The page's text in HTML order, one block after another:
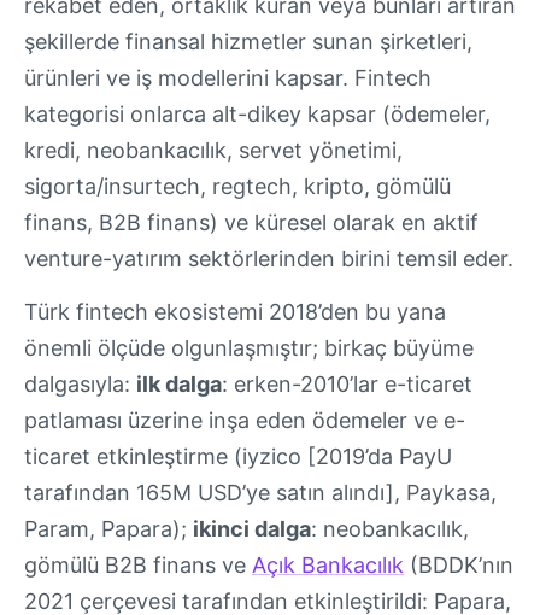
şekillerde finansal hizmetler sunan şirketleri,
ürünleri ve iş modellerini kapsar. Fintech
kategorisi onlarca alt-dikey kapsar (ödemeler,
kredi, neobankacılık, servet yönetimi,
sigorta/insurtech, regtech, kripto, gömülü
finans, B2B finans) ve küresel olarak en aktif
venture-yatırım sektörlerinden birini temsil eder.
Türk fintech ekosistemi 2018’den bu yana
önemli ölçüde olgunlaşmıştır; birkaç büyüme
dalgasıyla: ilk dalga: erken-2010’lar e-ticaret
patlaması üzerine inşa eden ödemeler ve e-
ticaret etkinleştirme (iyzico [2019’da PayU
tarafından 165M USD’ye satın alındı], Paykasa,
Param, Papara); ikinci dalga: neobankacılık,
gömülü B2B finans ve Açık Bankacılık (BDDK’nın
2021 çerçevesi tarafından etkinleştirildi: Papara,